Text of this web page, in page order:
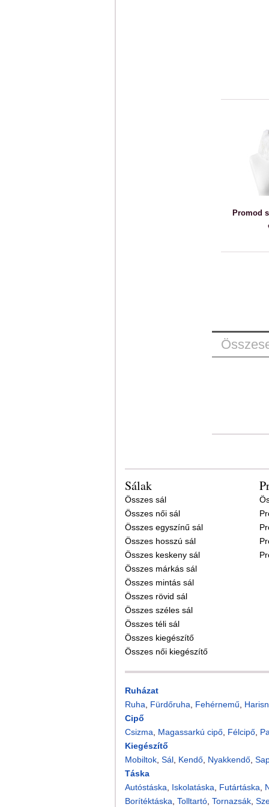
Promod
Sálak
Összes sál
Összes női sál
Összes egyszínű sál
Összes hosszú sál
Összes keskeny sál
Összes márkás sál
Összes mintás sál
Összes rövid sál
Összes széles sál
Összes téli sál
Összes kiegészítő
Összes női kiegészítő
Ruházat
Ruha
Fürdőruha Fehérnemű
Cipő
Csizma
Magassarkú cipő, Félcipő,
Kiegészítő
Mobiltok, Sál, Kendő, Nyakkendő,
Táska
Autóstáska
Iskolatáska Futártáska
Borítéktáska Tolltartó, Tornazsák,